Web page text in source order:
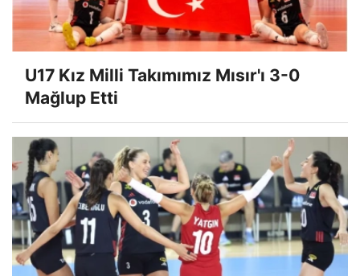
U17 Kız Milli Takımımız Mısır'ı 3-0
Mağlup Etti